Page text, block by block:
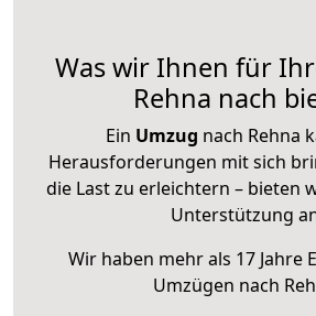
Was wir Ihnen für
Rehna nach
Ein Umzug nach Rehna
Herausforderungen mit sich
die Last zu erleichtern – bieten
Unterstützung
Wir haben mehr als 17 Jahre
Umzügen nach